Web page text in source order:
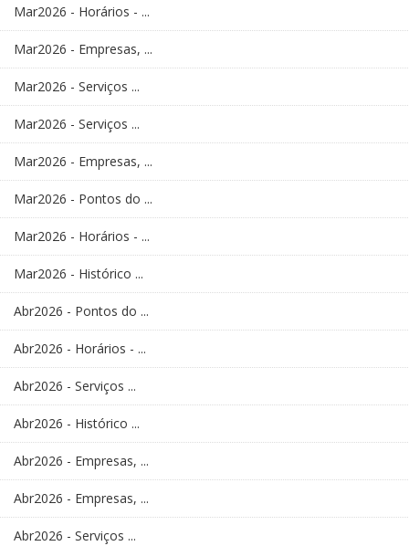
Mar2026 - Horários - ...
Mar2026 - Empresas, ...
Mar2026 - Serviços ...
Mar2026 - Serviços ...
Mar2026 - Empresas, ...
Mar2026 - Pontos do ...
Mar2026 - Horários - ...
Mar2026 - Histórico ...
Abr2026 - Pontos do ...
Abr2026 - Horários - ...
Abr2026 - Serviços ...
Abr2026 - Histórico ...
Abr2026 - Empresas, ...
Abr2026 - Empresas, ...
Abr2026 - Serviços ...